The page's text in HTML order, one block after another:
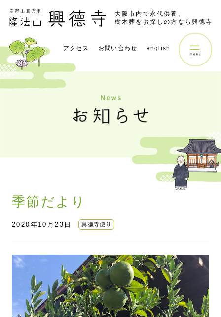
大阪市内で永代供養、
樹木葬をお探しの方なら興德寺
アクセス お問い合わせ english
季節だより
2020年10月23日 興徳寺便り